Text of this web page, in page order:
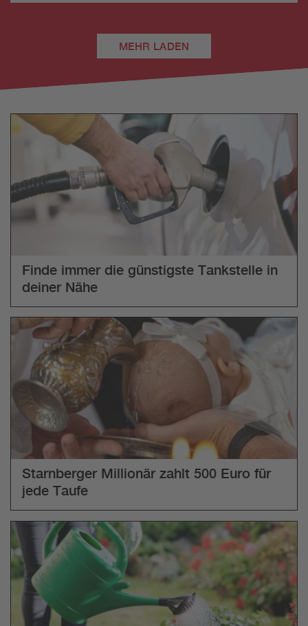
MEHR LADEN
Finde immer die günstigste Tankstelle in
deiner Nähe
Starnberger Millionär zahlt 500 Euro für
jede Taufe